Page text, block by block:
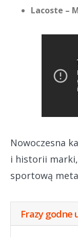
Lacoste –
Nowoczesna
i historii
sportową
Frazy godne